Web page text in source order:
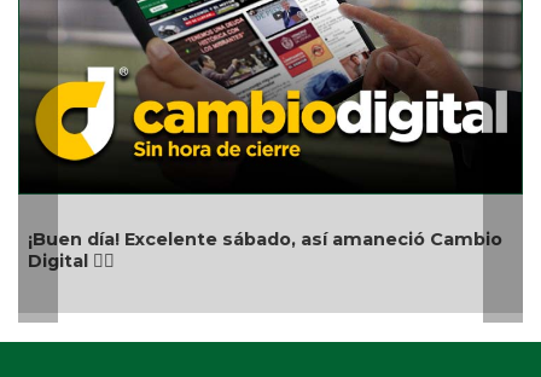
día! Excelente sábado, así amaneció Cambio
👍🏻